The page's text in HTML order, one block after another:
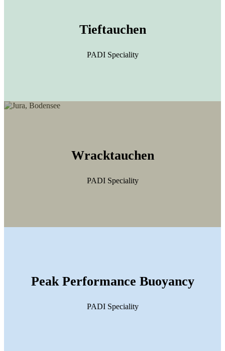
Tieftauchen
PADI Speciality
Wracktauchen
PADI Speciality
Peak Performance Buoyancy
PADI Speciality